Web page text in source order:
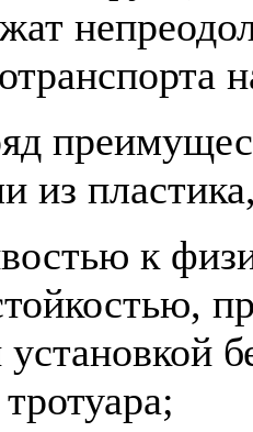
из
к